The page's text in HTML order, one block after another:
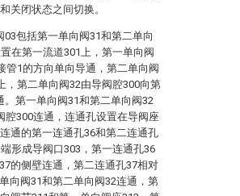
关闭状态之间切换。
包括第一单向阀31和第二单向
在第一流道301上，第一单向阀
管1的方向单向导通，第二单向阀
，第二单向阀32由导阀腔300向第
。第一单向阀31和第二单向阀32
腔300连通，连通孔设置在导阀座
通的第一连通孔36和第二连通孔
形成导阀口303，第一连通孔36
的侧壁连通，第二连通孔37相对
向阀31和第二单向阀32连通，第